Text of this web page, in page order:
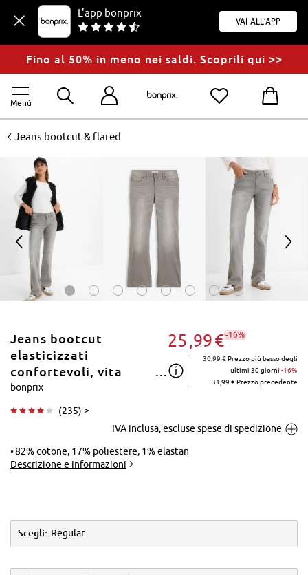
L'app bonprix
Vai all'app
Fino al 50% in meno nei saldi. Scoprili qui >>
Menù
<Jeans bootcut & flared
< >
Jeans bootcut
elasticizzati
confortevoli, vita
media, Regular
bonprix
(235) >
25 99€-16%
30,99 €Prezzo più basso degli
ultimi 30 giorni -16%
31,99 € Prezzo precedente
IVA inclusa, escluse spese di spedizione
82% cotone, 17% poliestere, 1% elastan
Descrizione e informazioni
Scegli: Regular